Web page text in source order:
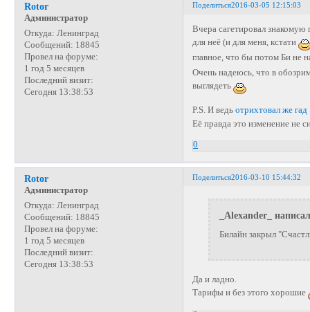
Поделиться2016-03-05 12:15:03
Rotor
Администратор
Откуда: Ленинград
Сообщений: 18845
Провел на форуме:
1 год 5 месяцев
Последний визит:
Сегодня 13:38:53
Вчера сагетировал
для неё (и для меня, кстати
главное, что бы потом Би не
Очень надеюсь, что в
выглядеть
P.S. И ведьотрихтовал же гад
Её правда это изменение не
0
Поделиться2016-03-10 15:44:32
Rotor
Администратор
Откуда: Ленинград
Сообщений: 18845
Провел на форуме:
1 год 5 месяцев
Последний визит:
Сегодня 13:38:53
_Alexander_
Билайн закрыл
Да и ладно.
Тарифы и без этого хорошие